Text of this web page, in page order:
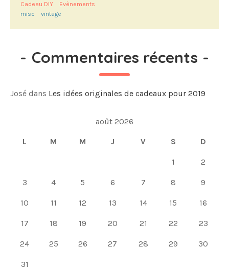
Cadeau DIY
Evènements
misc
vintage
- Commentaires récents -
José dans Les idées originales de cadeaux pour 2019
août 2026
L M M J V S D
1 2
3 4 5 6 7 8 9
10 11 12 13 14 15 16
17 18 19 20 21 22 23
24 25 26 27 28 29 30
31